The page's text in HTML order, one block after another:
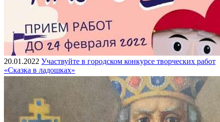
20.01.2022 Участвуйте в городском конкурсе творческих работ
«Сказка в ладошках»